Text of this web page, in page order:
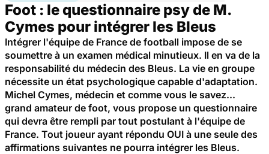
Foot : le questionnaire psy de M.
Cymes pour intégrer les Bleus
Intégrer l'équipe de France de football impose de se
soumettre à un examen médical minutieux. Il en va de la
responsabilité du médecin des Bleus. La vie en groupe
nécessite un état psychologique capable d'adaptation.
Michel Cymes, médecin et comme vous le savez...
grand amateur de foot, vous propose un questionnaire
qui devra être rempli par tout postulant à l'équipe de
France. Tout joueur ayant répondu OUI à une seule des
affirmations suivantes ne pourra intégrer les Bleus.